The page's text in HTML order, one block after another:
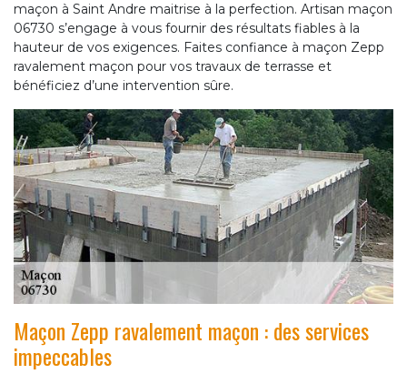
maçon à Saint Andre maitrise à la perfection. Artisan maçon
06730 s’engage à vous fournir des résultats fiables à la
hauteur de vos exigences. Faites confiance à maçon Zepp
ravalement maçon pour vos travaux de terrasse et
bénéficiez d’une intervention sûre.
Maçon Zepp ravalement maçon : des services
impeccables